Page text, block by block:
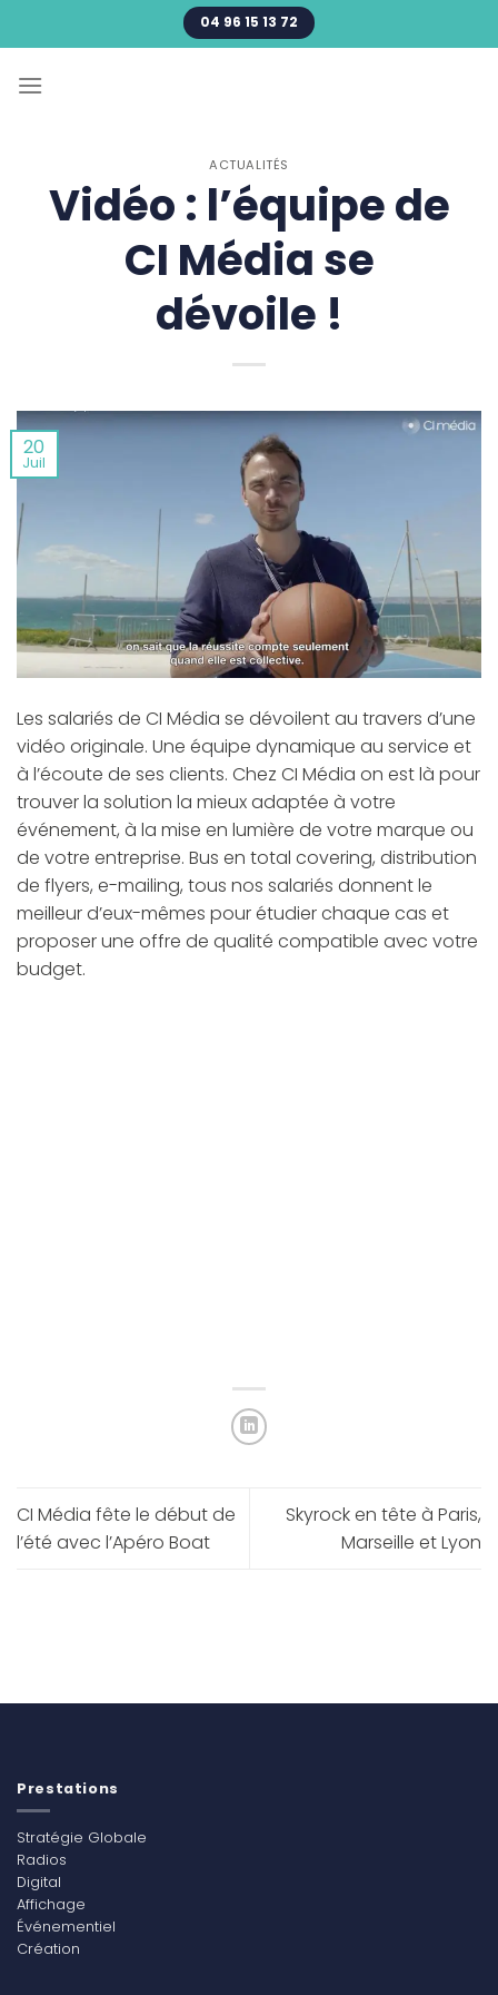
au
04 96 15 13 72
ACTUALITÉS
Vidéo : l’équipe de
CI Média se
dévoile !
20
Juil
Les salariés de CI Média se dévoilent au travers d’une
vidéo originale. Une équipe dynamique au service et
à l’écoute de ses clients. Chez CI Média on est là pour
trouver la solution la mieux adaptée à votre
événement, à la mise en lumière de votre marque ou
de votre entreprise. Bus en total covering, distribution
de flyers, e-mailing, tous nos salariés donnent le
meilleur d’eux-mêmes pour étudier chaque cas et
proposer une offre de qualité compatible avec votre
budget.
CI Média fête le début de
l’été avec l’Apéro Boat
Skyrock en tête à Paris,
Marseille et Lyon
Prestations
Stratégie Globale
Radios
Digital
Affichage
Événementiel
Création